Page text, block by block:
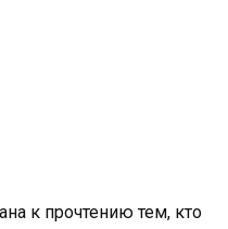
к прочтению тем, кто